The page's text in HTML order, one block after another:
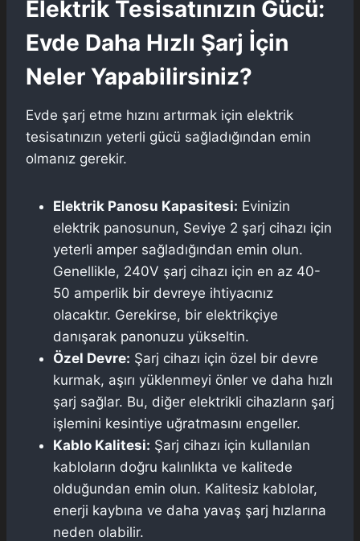
Elektrik Tesisatınızın Gücü:
Evde Daha Hızlı Şarj İçin
Neler Yapabilirsiniz?
Evde şarj etme hızını artırmak için elektrik
tesisatınızın yeterli gücü sağladığından emin
olmanız gerekir.
Elektrik Panosu Kapasitesi: Evinizin
elektrik panosunun, Seviye 2 şarj cihazı için
yeterli amper sağladığından emin olun.
Genellikle, 240V şarj cihazı için en az 40-
50 amperlik bir devreye ihtiyacınız
olacaktır. Gerekirse, bir elektrikçiye
danışarak panonuzu yükseltin.
Özel Devre: Şarj cihazı için özel bir devre
kurmak, aşırı yüklenmeyi önler ve daha hızlı
şarj sağlar. Bu, diğer elektrikli cihazların şarj
işlemini kesintiye uğratmasını engeller.
Kablo Kalitesi: Şarj cihazı için kullanılan
kabloların doğru kalınlıkta ve kalitede
olduğundan emin olun. Kalitesiz kablolar,
enerji kaybına ve daha yavaş şarj hızlarına
neden olabilir.